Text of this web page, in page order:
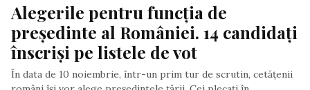
Alegerile pentru funcția de
președinte al României. 14 candidați
înscriși pe listele de vot
În data de 10 noiembrie, într-un prim tur de scrutin, cetățenii